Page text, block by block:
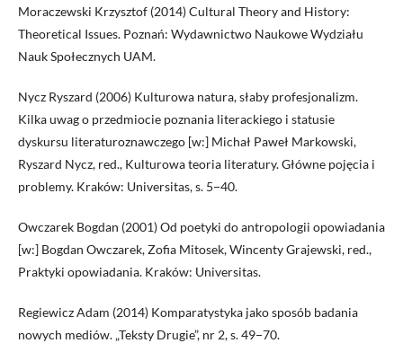
Moraczewski Krzysztof (2014) Cultural Theory and History:
Theoretical Issues. Poznań: Wydawnictwo Naukowe Wydziału
Nauk Społecznych UAM.
Nycz Ryszard (2006) Kulturowa natura, słaby profesjonalizm.
Kilka uwag o przedmiocie poznania literackiego i statusie
dyskursu literaturoznawczego [w:] Michał Paweł Markowski,
Ryszard Nycz, red., Kulturowa teoria literatury. Główne pojęcia i
problemy. Kraków: Universitas, s. 5−40.
Owczarek Bogdan (2001) Od poetyki do antropologii opowiadania
[w:] Bogdan Owczarek, Zofia Mitosek, Wincenty Grajewski, red.,
Praktyki opowiadania. Kraków: Universitas.
Regiewicz Adam (2014) Komparatystyka jako sposób badania
nowych mediów. „Teksty Drugie”, nr 2, s. 49−70.